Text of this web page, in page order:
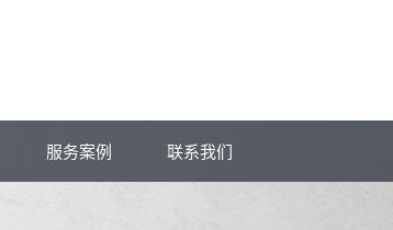
服务案例 联系我们